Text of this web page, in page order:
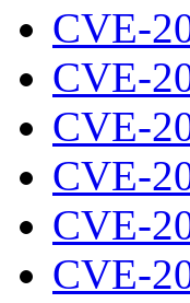
CVE-
CVE-
CVE-
CVE-
CVE-
CVE-